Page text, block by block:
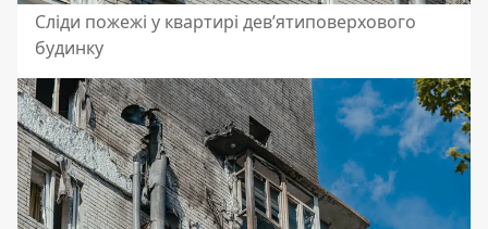
Сліди пожежі у квартирі дев’ятиповерхового
будинку